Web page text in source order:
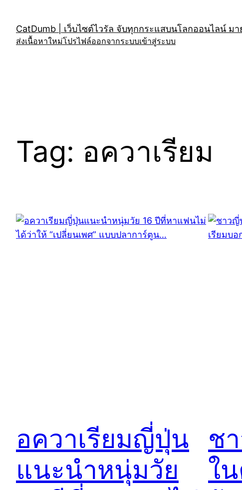
content
CatDumb | เว็บไซต์ไวรัล จับทุกกระแสบนโลกออนไลน์ ม
ส่งเนื้อหาใหม่โปรไฟล์ออกจากระบบเข้าสู่ระบบ
Tag: อควาเรียม
อควาเรียมญี่ปุ่น
แนะนำหนุ่มวัย
ช
ใ